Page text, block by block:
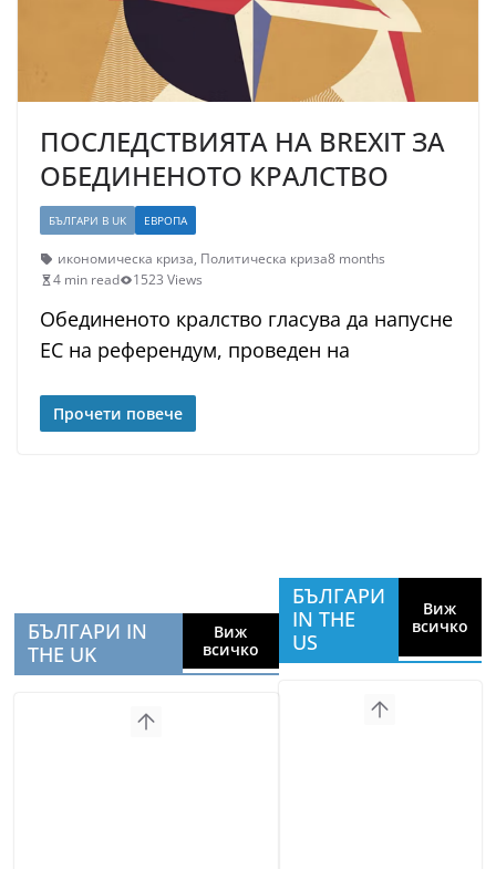
ПОСЛЕДСТВИЯТА НА BREXIT ЗА
ОБЕДИНЕНОТО КРАЛСТВО
БЪЛГАРИ В UK ЕВРОПА
икономическа криза, Политическа криза8 months
4 min read
1523 Views
Обединеното кралство гласува да напусне
ЕС на референдум, проведен на
Прочети повече
БЪЛГАРИ IN
THE UK
Виж
всичко
БЪЛГАРИ
IN THE
US
Виж
всичко